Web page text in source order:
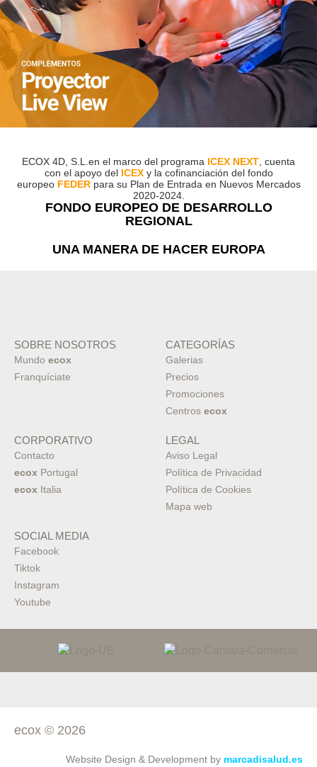
ECOX 4D, S.L.en el marco del programa ICEX NEXT , cuenta
con el apoyo del ICEXy la cofinanciación del fondo
europeo FEDERpara su Plan de Entrada en Nuevos Mercados
2020-2024.
FONDO EUROPEO DE DESARROLLO
REGIONAL
UNA MANERA DE HACER EUROPA
SOBRE NOSOTROS
Mundo ecox
Franquíciate
CATEGORÍAS
Galerias
Precios
Promociones
Centros ecox
CORPORATIVO
Contacto
ecox Portugal
ecox Italia
LEGAL
Aviso Legal
Política de Privacidad
Política de Cookies
Mapa web
SOCIAL MEDIA
Facebook
Tiktok
Instagram
Youtube
ecox © 2026
Website Design & Development by marcadisalud.es